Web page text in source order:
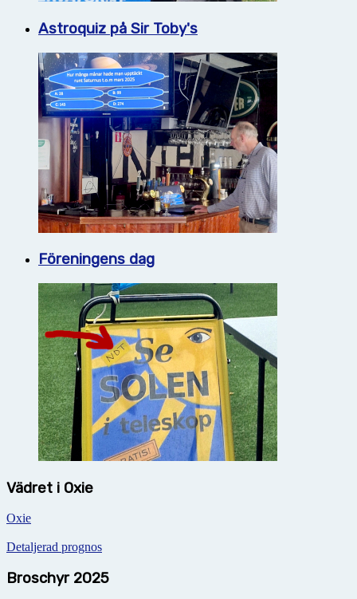
Astroquiz på Sir Toby's
Föreningens dag
Vädret i Oxie
Oxie
Detaljerad prognos
Broschyr 2025